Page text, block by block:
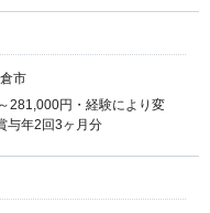
市
281,000円・経験により変
与年2回3ヶ月分